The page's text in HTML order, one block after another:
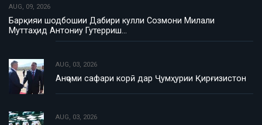
AUG, 09, 2026
Барқияи шодбошии Дабири кулли Созмони Милали
Муттаҳид Антониу Гутерриш…
AUG, 03, 2026
Анҷоми сафари корӣ дар Ҷумҳурии Қирғизистон
AUG, 03, 2026